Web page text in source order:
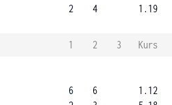
2
4
1.19
1 2 3
Kurs
6
6
1.12